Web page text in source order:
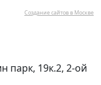
Создание сайтов в Москве
парк, 19к.2, 2-ой